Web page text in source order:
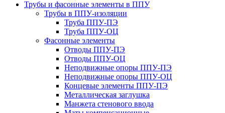
Трубы и фасонные элементы в ППУ
Трубы в ППУ-изоляции
Труба ППУ-ПЭ
Труба ППУ-ОЦ
Фасонные элементы
Отводы ППУ-ПЭ
Отводы ППУ-ОЦ
Неподвижные опоры ППУ-ПЭ
Неподвижные опоры ППУ-ОЦ
Концевые элементы ППУ-ПЭ
Металлическая заглушка
Манжета стенового ввода